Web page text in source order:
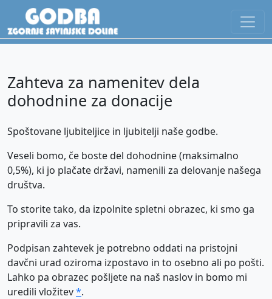
Zahteva za namenitev dela
dohodnine za donacije
Spoštovane ljubiteljice in ljubitelji naše godbe.
Veseli bomo, če boste del dohodnine (maksimalno
0,5%), ki jo plačate državi, namenili za delovanje našega
društva.
To storite tako, da izpolnite spletni obrazec, ki smo ga
pripravili za vas.
Podpisan zahtevek je potrebno oddati na pristojni
davčni urad oziroma izpostavo in to osebno ali po pošti.
Lahko pa obrazec pošljete na naš naslov in bomo mi
uredili vložitev*.